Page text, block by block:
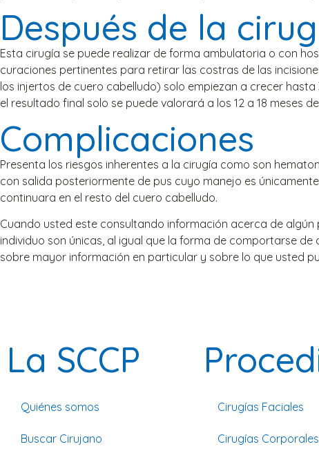
Después de la
Esta cirugía se puede realizar de forma ambulatoria o con
curaciones pertinentes para retirar las costras de las
los injertos de cuero cabelludo) solo empiezan a crecer
el resultado final solo se puede valorará a los 12 a 18 meses
Complicaciones
Presenta los riesgos inherentes a la cirugía como son
con salida posteriormente de pus cuyo manejo es
continuara en el resto del cuero cabelludo.
Cuando usted este consultando información acerca de
individuo son únicas, al igual que la forma de comportarse
sobre mayor información en particular y sobre lo que usted
La SCCP
Quiénes somos
Buscar Cirujano
Cirugías Faciales
Cirugías Corporales